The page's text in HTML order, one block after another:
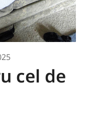
cel de